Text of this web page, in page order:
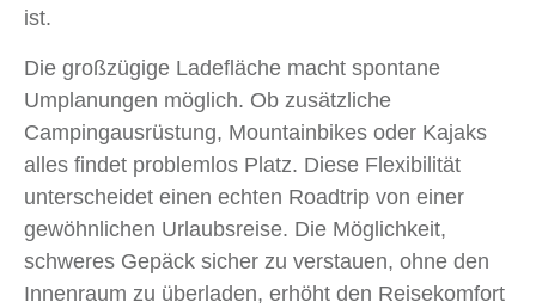
ist.
Die großzügige Ladefläche macht spontane
Umplanungen möglich. Ob zusätzliche
Campingausrüstung, Mountainbikes oder Kajaks
alles findet problemlos Platz. Diese Flexibilität
unterscheidet einen echten Roadtrip von einer
gewöhnlichen Urlaubsreise. Die Möglichkeit,
schweres Gepäck sicher zu verstauen, ohne den
Innenraum zu überladen, erhöht den Reisekomfort